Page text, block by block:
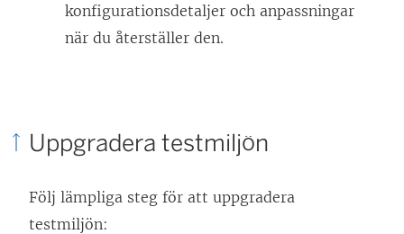
i
t
konfigurationsdetaljer och anpassningar
när du återställer den.
Uppgradera testmiljön
Följ lämpliga steg för att uppgradera
testmiljön: